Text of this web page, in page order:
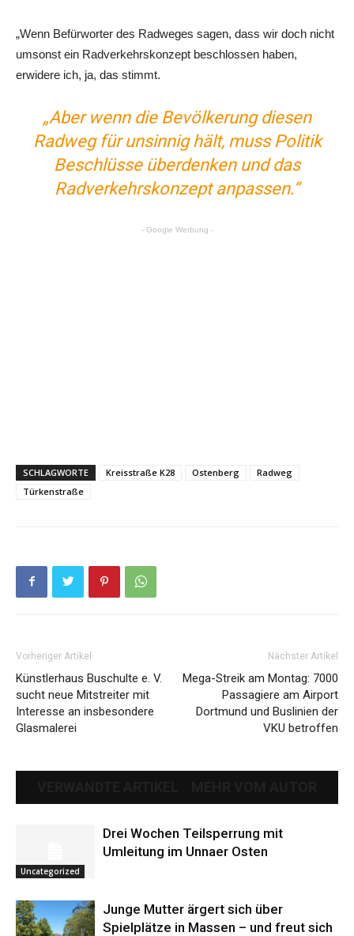
„Wenn Befürworter des Radweges sagen, dass wir doch nicht
umsonst ein Radverkehrskonzept beschlossen haben,
erwidere ich, ja, das stimmt.
„Aber wenn die Bevölkerung diesen
Radweg für unsinnig hält, muss Politik
Beschlüsse überdenken und das
Radverkehrskonzept anpassen.“
- Google Werbung -
SCHLAGWORTE Kreisstraße K28 Ostenberg
Radweg
Türkenstraße
Vorheriger Artikel
Künstlerhaus Buschulte e. V.
sucht neue Mitstreiter mit
Interesse an insbesondere
Glasmalerei
Nächster Artikel
Mega-Streik am Montag: 7000
Passagiere am Airport
Dortmund und Buslinien der
VKU betroffen
Uncategorized
Drei Wochen Teilsperrung mit
Umleitung im Unnaer Osten
Junge Mutter ärgert sich über
Spielplätze in Massen – und freut sich